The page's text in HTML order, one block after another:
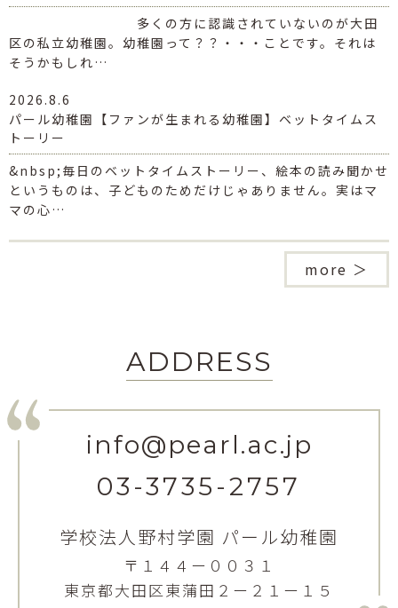
多くの方に認識されていないのが大田
区の私立幼稚園。幼稚園って？？・・・ことです。それは
そうかもしれ…
2026.8.6
パール幼稚園【ファンが生まれる幼稚園】ベットタイムス
トーリー
&nbsp;毎日のベットタイムストーリー、絵本の読み聞かせ
というものは、子どものためだけじゃありません。実はマ
マの心…
more ＞
ADDRESS
info@pearl.ac.jp
03-3735-2757
学校法人野村学園 パール幼稚園
〒１４４ー００３１
東京都大田区東蒲田２ー２１ー１５